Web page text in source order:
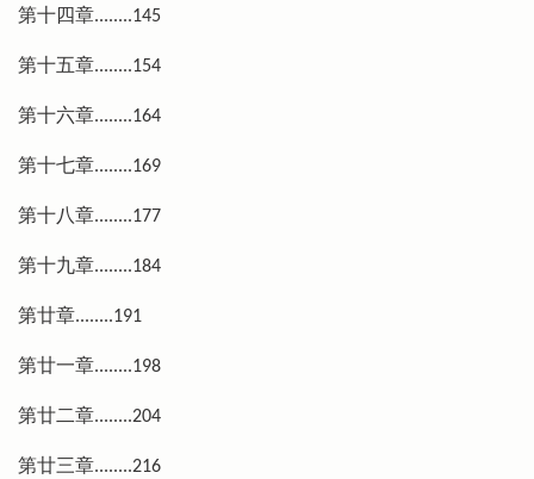
第十四章........145
第十五章........154
第十六章........164
第十七章........169
第十八章........177
第十九章........184
第廿章........191
第廿一章........198
第廿二章........204
第廿三章........216